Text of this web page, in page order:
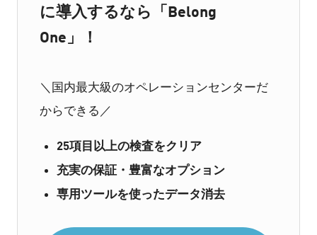
に導入するなら「Belong
One」！
＼国内最大級のオペレーションセンターだ
からできる／
25項目以上の検査をクリア
充実の保証・豊富なオプション
専用ツールを使ったデータ消去